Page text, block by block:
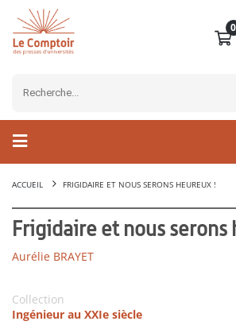
0
ACCUEIL FRIGIDAIRE ET NOUS SERONS HEUREUX !
Frigidaire et nous serons
Aurélie BRAYET
Collection
Ingénieur au XXIe siècle